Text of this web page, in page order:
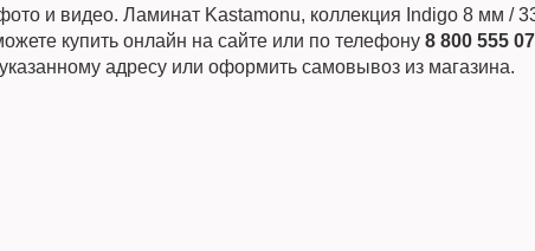
и видео. Ламинат Kastamonu, коллекция Indigo 8 мм /
купить онлайн на сайте или по телефону 8 800 555
адресу или оформить самовывоз из магазина.